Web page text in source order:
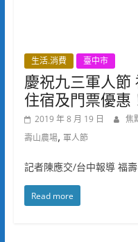
生活.消費 臺中市
慶祝九三軍人節
住宿及門票優惠
2019 年 8 月 19 日 焦
壽山農場, 軍人節
記者陳應交/台中報導 福
Read more